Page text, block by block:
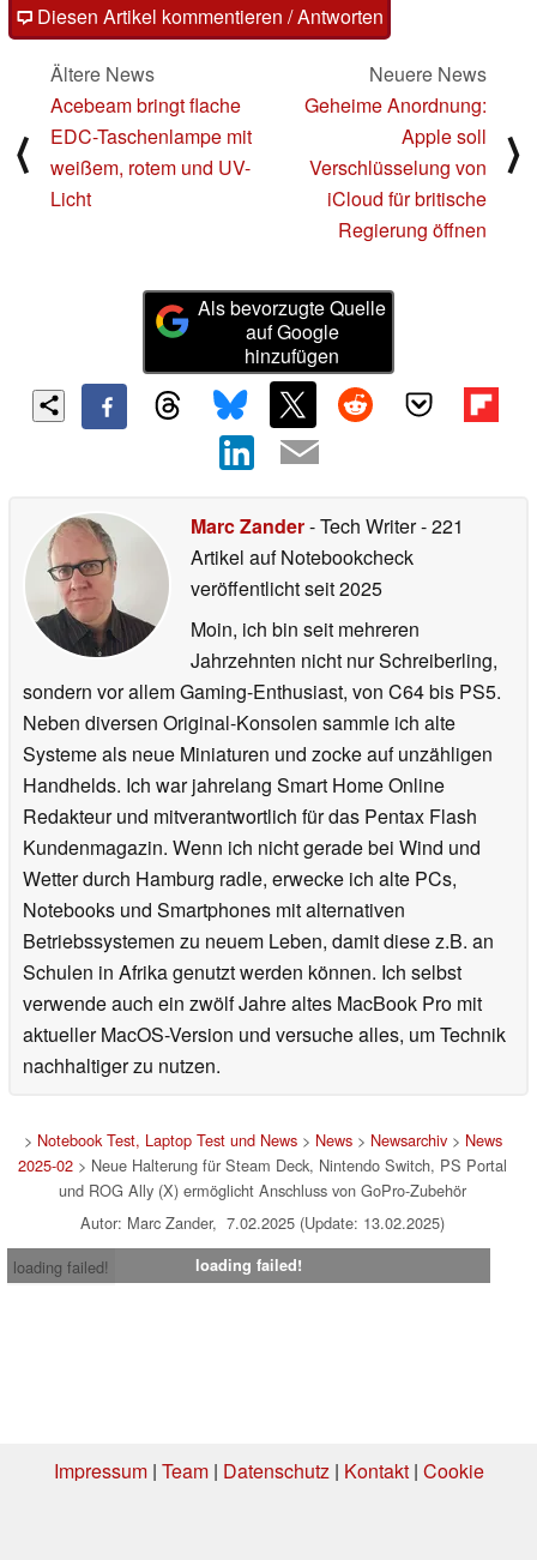
Diesen Artikel kommentieren / Antworten
⟨
Ältere News
Acebeam bringt flache
EDC-Taschenlampe mit
weißem, rotem und UV-
Licht
Neuere News
Geheime Anordnung:
Apple soll
Verschlüsselung von
iCloud für britische
Regierung öffnen
⟩
Als bevorzugte Quelle
auf Google
hinzufügen
Marc Zander- Tech Writer- 221
Artikel auf Notebookcheck
veröffentlichtseit 2025
Moin, ich bin seit mehreren
Jahrzehnten nicht nur Schreiberling,
sondern vor allem Gaming-Enthusiast, von C64 bis PS5.
Neben diversen Original-Konsolen sammle ich alte
Systeme als neue Miniaturen und zocke auf unzähligen
Handhelds. Ich war jahrelang Smart Home Online
Redakteur und mitverantwortlich für das Pentax Flash
Kundenmagazin. Wenn ich nicht gerade bei Wind und
Wetter durch Hamburg radle, erwecke ich alte PCs,
Notebooks und Smartphones mit alternativen
Betriebssystemen zu neuem Leben, damit diese z.B. an
Schulen in Afrika genutzt werden können. Ich selbst
verwende auch ein zwölf Jahre altes MacBook Pro mit
aktueller MacOS-Version und versuche alles, um Technik
nachhaltiger zu nutzen.
> Notebook Test, Laptop Test und News> News> Newsarchiv> News
2025-02 > Neue Halterung für Steam Deck, Nintendo Switch, PS Portal
und ROG Ally (X) ermöglicht Anschluss von GoPro-Zubehör
Autor: Marc Zander, 7.02.2025 (Update: 13.02.2025)
loading failed!
loading failed!
Impressum| Team| Datenschutz | Kontakt| Cookie